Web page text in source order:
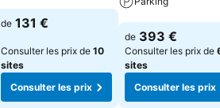
Consulter les prix
de 131 €
Consulter les prix de 10
sites
Consulter les prix
Consulter les
de 393 €
Consulter les prix de
sites
Consulter les prix